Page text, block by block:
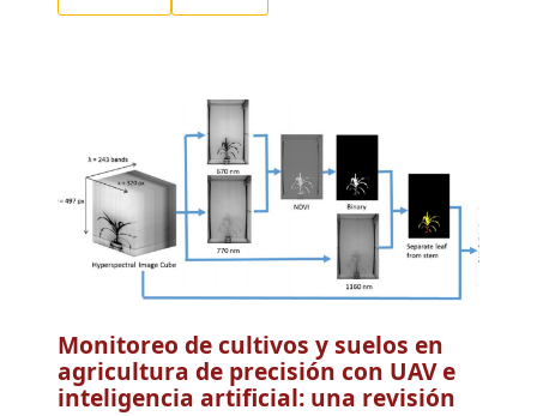
Monitoreo de cultivos y suelos en
agricultura de precisión con UAV e
inteligencia artificial: una revisión